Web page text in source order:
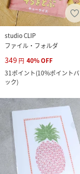
studio CLIP
ファイル・フォルダ
349 円 40%OFF
31ポイント(10%ポイントバ
ック)